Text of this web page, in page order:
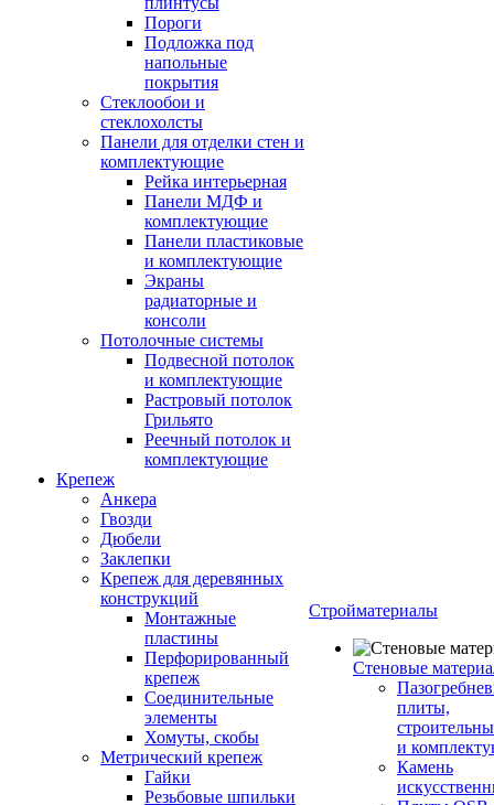
Пороги
Подложка под
напольные
покрытия
Стеклообои и
стеклохолсты
Панели для отделки стен и
комплектующие
Рейка интерьерная
Панели МДФ и
комплектующие
Панели пластиковые
и комплектующие
Экраны
радиаторные и
консоли
Потолочные системы
Подвесной потолок
и комплектующие
Растровый потолок
Грильято
Реечный потолок и
комплектующие
Крепеж
Анкера
Гвозди
Дюбели
Заклепки
Крепеж для деревянных
конструкций
Монтажные
пластины
Перфорированный
крепеж
Соединительные
элементы
Хомуты, скобы
Метрический крепеж
Гайки
Резьбовые шпильки
Стройматериалы
Стеновые
плиты,
и
Камень